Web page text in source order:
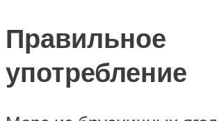
Правильное
употребление